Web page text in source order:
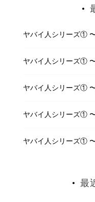
ヤバイ人シリーズ①
ヤバイ人シリーズ①
ヤバイ人シリーズ①
ヤバイ人シリーズ①
ヤバイ人シリーズ①
最